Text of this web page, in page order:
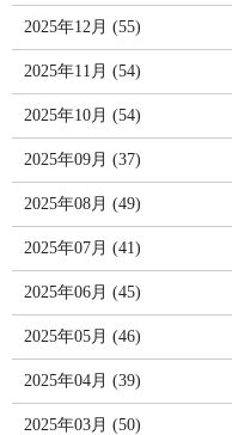
2025年12月 (55)
2025年11月 (54)
2025年10月 (54)
2025年09月 (37)
2025年08月 (49)
2025年07月 (41)
2025年06月 (45)
2025年05月 (46)
2025年04月 (39)
2025年03月 (50)